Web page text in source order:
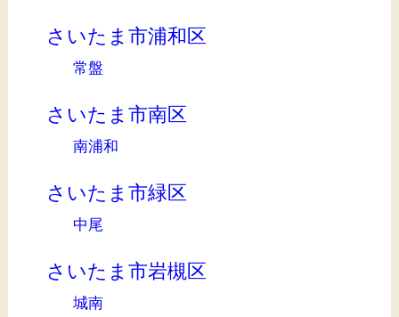
さいたま市浦和区
常盤
さいたま市南区
南浦和
さいたま市緑区
中尾
さいたま市岩槻区
城南